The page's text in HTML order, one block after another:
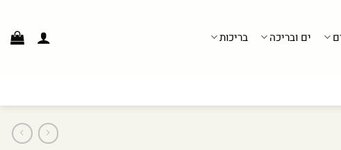
ים ובריכה בריכות